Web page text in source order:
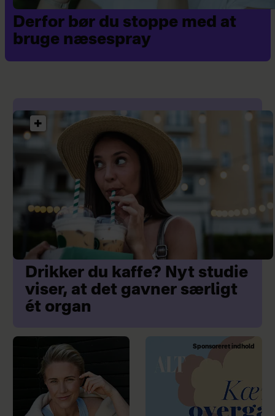
Derfor bør du stoppe med at
bruge næsespray
Drikker du kaffe? Nyt studie
viser, at det gavner særligt
ét organ
Sponsoreret indhold